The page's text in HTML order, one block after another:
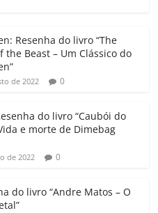
e
dI
gl
e
Cl
a
ss
ro
o
p
y
Li
k
m
p
h
ar
Resenha do livro “The
the Beast – Um Clássico do
de 2022 0
do livro “Caubói do
e morte de Dimebag
de 2022 0
do livro “Andre Matos – O